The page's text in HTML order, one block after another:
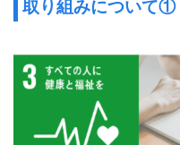
取り組みについて①